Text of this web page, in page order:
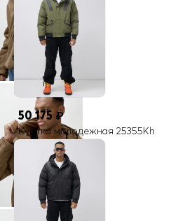
50 175 ₽
Куртка молодежная 25355Kh